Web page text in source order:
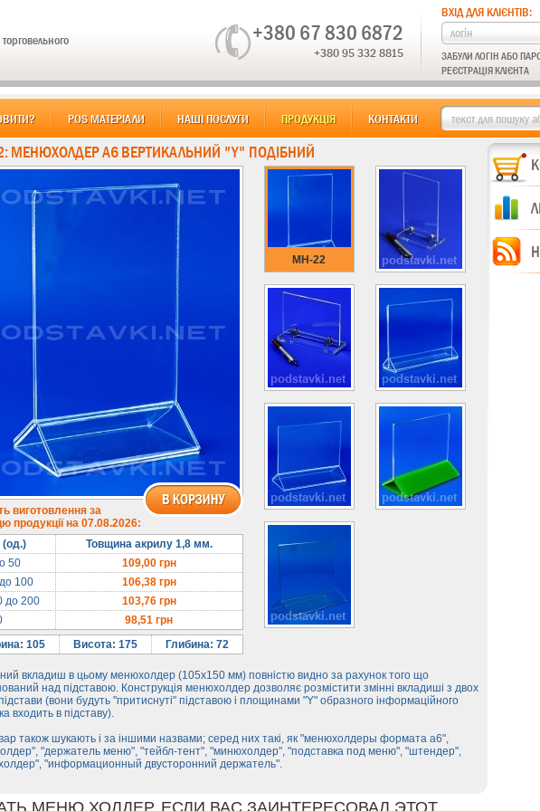
+380 67 830 6872
+380 95 332 8815
ВХІД ДЛЯ КЛІЄНТІВ:
ЗАБУЛИ ЛОГІН АБО
РЕЄСТРАЦІЯ КЛІЄНТА
POS МАТЕРІАЛИ НАШІ ПОСЛУГИ ПРОДУКЦІЯ КОНТАКТИ
МЕНЮ ХОЛДЕР. ЕСЛИ ВАС ЗАИНТЕРЕСОВАЛ ЭТОТ
МЕНЮХОЛДЕР А6 ВЕРТИКАЛЬНИЙ "Y" ПОДІБНИЙ
виготовлення за
продукції на 07.08.2026:
Товщина акрилу 1,8 мм.
50
109,00грн
100
106,38грн
до 200
103,76грн
98,51 грн
105
Висота: 175 Глибина: 72
вкладиш в цьому менюхолдер (105х150 мм) повністю видно за рахунок того що
над підставою. Конструкція менюхолдер дозволяє розмістити змінні вкладиші з двох
(вони будуть "притиснуті" підставою і площинами "Y" образного інформаційного
входить в підставу).
також шукають і за іншими назвами; серед них такі, як "менюхолдеры формата а6",
"держатель меню", "тейбл-тент", "минюхолдер", "подставка под меню", "штендер",
"информационный двусторонний держатель".
MH-22